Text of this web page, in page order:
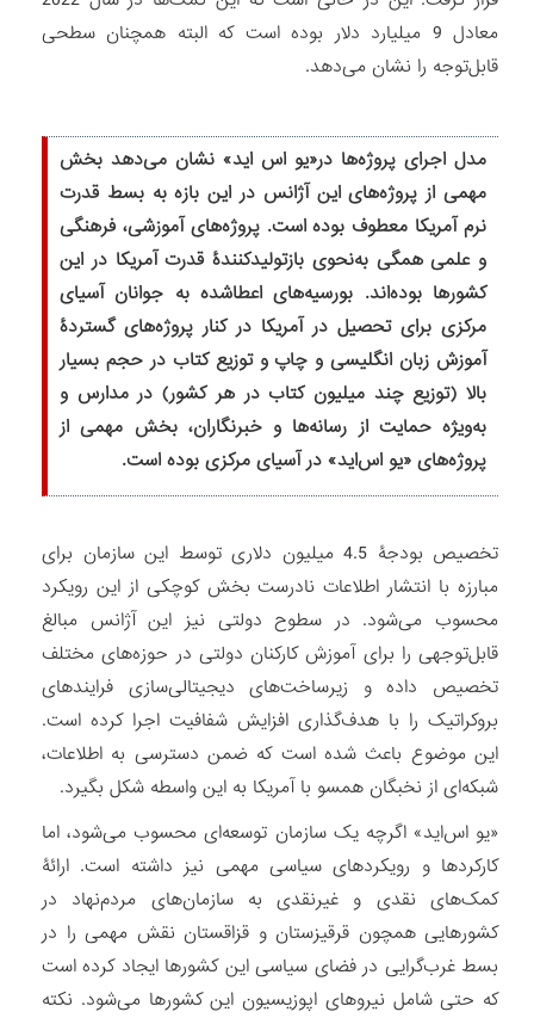
معادل 9 میلیارد دلار بوده است که البته همچنان سطحی
قابل‌توجه را نشان می‌دهد.
مدل اجرای پروژه‌ها در«یو اس ‌اید» نشان می‌دهد بخش
مهمی از پروژه‌های این آژانس در این بازه به بسط قدرت
نرم آمریکا معطوف بوده است. پروژه‌های آموزشی، فرهنگی
و علمی همگی به‌نحوی بازتولیدکنندۀ قدرت آمریکا در این
کشورها بوده‌اند. بورسیه‌های اعطاشده به جوانان آسیای
مرکزی برای تحصیل در آمریکا در کنار پروژه‌های گستردۀ
آموزش زبان انگلیسی و چاپ و توزیع کتاب در حجم بسیار
بالا (توزیع چند میلیون کتاب در هر کشور) در مدارس و
به‌ویژه حمایت از رسانه‌ها و خبرنگاران، بخش مهمی از
پروژه‌های «یو اس‌اید» در آسیای مرکزی بوده است.
تخصیص بودجۀ 4.5 میلیون دلاری توسط این سازمان برای
مبارزه با انتشار اطلاعات نادرست بخش کوچکی از این رویکرد
محسوب می‌شود. در سطوح دولتی نیز این آژانس مبالغ
قابل‌توجهی را برای آموزش کارکنان دولتی در حوزه‌های مختلف
تخصیص داده و زیرساخت‌های دیجیتالی‌سازی فرایندهای
بروکراتیک را با هدف‌گذاری افزایش شفافیت اجرا کرده است.
این موضوع باعث شده است که ضمن دسترسی به اطلاعات،
شبکه‌ای از نخبگان همسو با آمریکا به این واسطه شکل بگیرد.
«یو اس‌اید» اگرچه یک سازمان توسعه‌ای محسوب می‌شود، اما
کارکردها و رویکردهای سیاسی مهمی نیز داشته است. ارائۀ
کمک‌های نقدی و غیرنقدی به سازمان‌های مردم‌نهاد در
کشورهایی همچون قرقیزستان و قزاقستان نقش مهمی را در
بسط غرب‌گرایی در فضای سیاسی این کشورها ایجاد کرده است
که حتی شامل نیروهای اپوزیسیون این کشورها می‌شود. نکته